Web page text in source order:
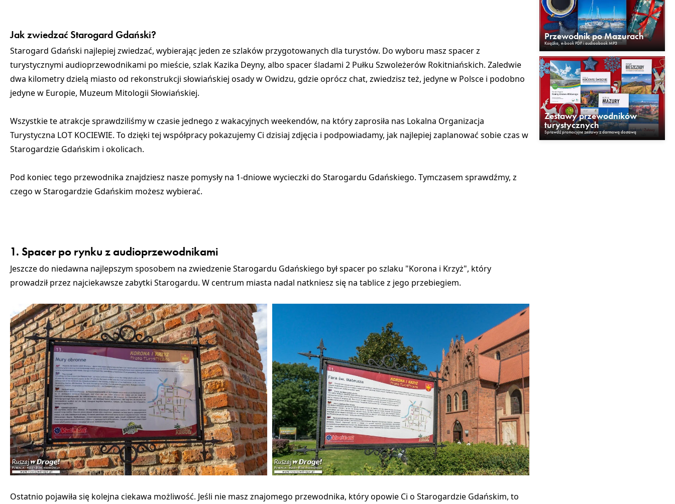
Jak zwiedzać Starogard Gdański?
Starogard Gdański najlepiej zwiedzać, wybierając jeden ze szlaków przygotowanych dla turystów. Do wyboru masz spacer z
turystycznymi audioprzewodnikami po mieście, szlak Kazika Deyny, albo spacer śladami 2 Pułku Szwoleżerów Rokitniańskich. Zaledwie
dwa kilometry dzielą miasto od rekonstrukcji słowiańskiej osady w Owidzu, gdzie oprócz chat, zwiedzisz też, jedyne w Polsce i podobno
jedyne w Europie, Muzeum Mitologii Słowiańskiej.
Wszystkie te atrakcje sprawdziliśmy w czasie jednego z wakacyjnych weekendów, na który zaprosiła nas Lokalna Organizacja
Turystyczna LOT KOCIEWIE. To dzięki tej współpracy pokazujemy Ci dzisiaj zdjęcia i podpowiadamy, jak najlepiej zaplanować sobie czas w
Starogardzie Gdańskim i okolicach.
Pod koniec tego przewodnika znajdziesz nasze pomysły na 1-dniowe wycieczki do Starogardu Gdańskiego. Tymczasem sprawdźmy, z
czego w Starogardzie Gdańskim możesz wybierać.
1. Spacer po rynku z audioprzewodnikami
Jeszcze do niedawna najlepszym sposobem na zwiedzenie Starogardu Gdańskiego był spacer po szlaku "Korona i Krzyż", który
prowadził przez najciekawsze zabytki Starogardu. W centrum miasta nadal natkniesz się na tablice z jego przebiegiem.
Ostatnio pojawiła się kolejna ciekawa możliwość. Jeśli nie masz znajomego przewodnika, który opowie Ci o Starogardzie Gdańskim, to
Przewodnik po Mazurach
Książka, e-book PDF i audioobook MP3
Zestawy przewodników
turystycznych
Sprawdź promocyjne zestawy z darmową dostawą